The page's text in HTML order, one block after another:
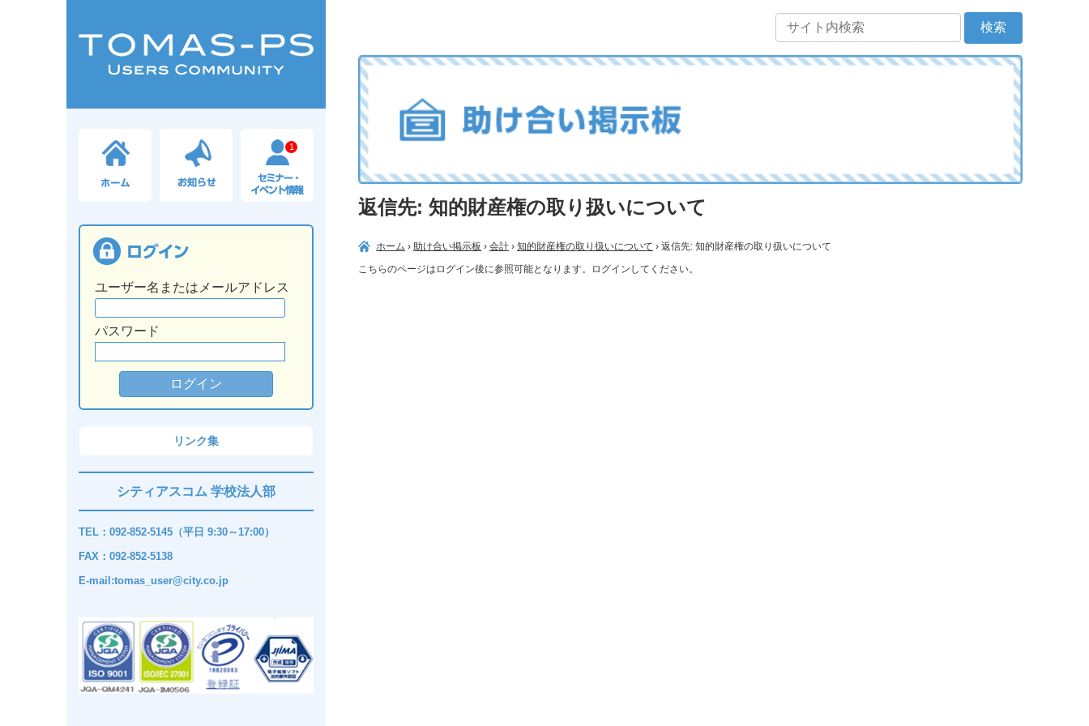
1
ユーザー名またはメールアドレス
パスワード
リンク集
シティアスコム 学校法人部
TEL：092-852-5145（平日 9:30～17:00）
FAX：092-852-5138
E-mail:tomas_user@city.co.jp
返信先: 知的財産権の取り扱いについて
ホーム › 助け合い掲示板 › 会計 › 知的財産権の取り扱いについて › 返信先: 知的財産権の取り扱いについて
こちらのページはログイン後に参照可能となります。ログインしてください。